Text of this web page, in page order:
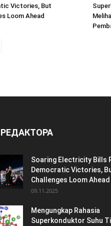
Victories, But
Loom Ahead
РЕДАКТОРА
Soaring Electricity Bills
Democratic Victories,
Challenges Loom Ahead
09.11.2025
Mengungkap Rahasia
Superkonduktor Suhu